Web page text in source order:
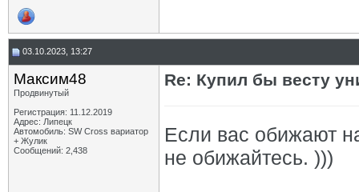
03.10.2023, 13:27
Максим48
Продвинутый
Регистрация: 11.12.2019
Адрес: Липецк
Автомобиль: SW Cross вариатор
+ Жулик
Сообщений: 2,438
Re: Купил бы весту
Если вас обижают
не обижайтесь. )))